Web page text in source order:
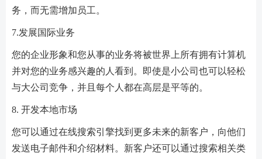
务，而无需增加员工。
7.发展国际业务
您的企业形象和您从事的业务将被世界上所有拥有计算机
并对您的业务感兴趣的人看到。即使是小公司也可以轻松
与大公司竞争，并且每个人都在高层是平等的。
8. 开发本地市场
您可以通过在线搜索引擎找到更多未来的新客户，向他们
发送电子邮件和介绍材料。新客户还可以通过搜索相关类